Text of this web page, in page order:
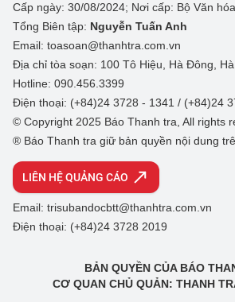
Cấp ngày: 30/08/2024; Nơi cấp: Bộ Văn
Tổng Biên tập: Nguyễn Tuấn Anh
Email: toasoan@thanhtra.com.vn
Địa chỉ tòa soạn: 100 Tô Hiệu, Hà Đông,
Hotline: 090.456.3399
Điện thoại: (+84)24 3728 - 1341 / (+84)24
© Copyright 2025 Báo Thanh tra, All rights
® Báo Thanh tra giữ bản quyền nội dung
LIÊN HỆ QUẢNG CÁO
Email: trisubandocbtt@thanhtra.com.vn
Điện thoại: (+84)24 3728 2019
BẢN QUYỀN CỦA BÁO
CƠ QUAN CHỦ QUẢN: THANH